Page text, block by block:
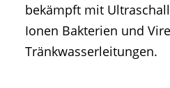
bekämpft mit
Ionen Bakterien und
Tränkwasserleitungen.